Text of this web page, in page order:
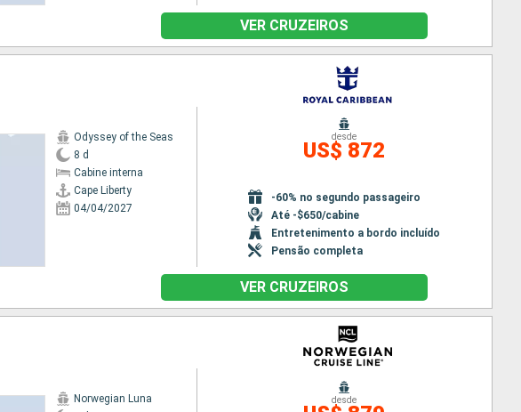
VER CRUZEIROS
Odyssey of the Seas
8 d
Cabine interna
Cape Liberty
04/04/2027
desde
US$ 872
-60% no segundo passageiro
Até -$650/cabine
Entretenimento a bordo incluído
Pensão completa
VER CRUZEIROS
Norwegian Luna
desde